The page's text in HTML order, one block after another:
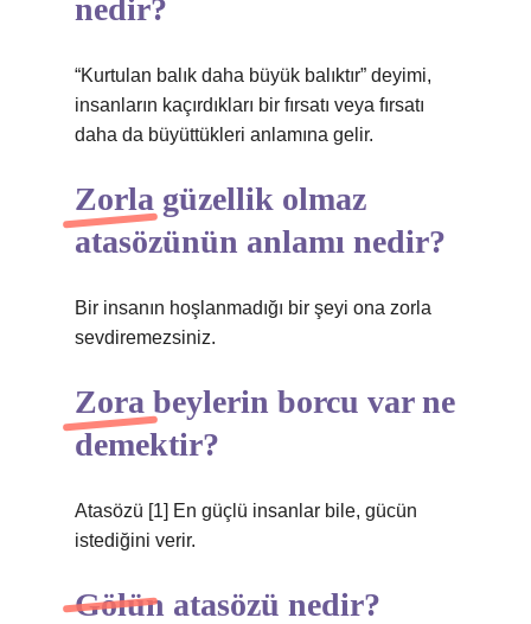
nedir?
“Kurtulan balık daha büyük balıktır” deyimi,
insanların kaçırdıkları bir fırsatı veya fırsatı
daha da büyüttükleri anlamına gelir.
Zorla güzellik olmaz
atasözünün anlamı nedir?
Bir insanın hoşlanmadığı bir şeyi ona zorla
sevdiremezsiniz.
Zora beylerin borcu var ne
demektir?
Atasözü [1] En güçlü insanlar bile, gücün
istediğini verir.
Gölün atasözü nedir?